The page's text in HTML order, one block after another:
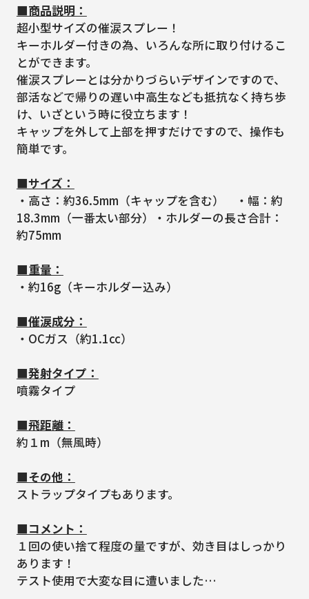
■商品説明：
超小型サイズの催涙スプレー！
キーホルダー付きの為、いろんな所に取り付けるこ
とができます。
催涙スプレーとは分かりづらいデザインですので、
部活などで帰りの遅い中高生なども抵抗なく持ち歩
け、いざという時に役立ちます！
キャップを外して上部を押すだけですので、操作も
簡単です。
■サイズ：
・高さ：約36.5mm（キャップを含む） ・幅：約
18.3mm（一番太い部分）・ホルダーの長さ合計：
約75mm
■重量：
・約16g（キーホルダー込み）
■催涙成分：
・OCガス（約1.1cc）
■発射タイプ：
噴霧タイプ
■飛距離：
約１m（無風時）
■その他：
ストラップタイプもあります。
■コメント：
１回の使い捨て程度の量ですが、効き目はしっかり
あります！
テスト使用で大変な目に遭いました…